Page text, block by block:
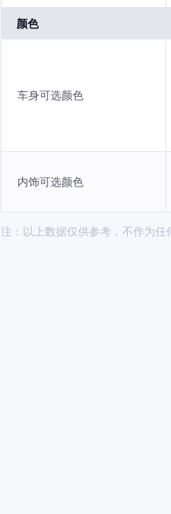
颜色
车身可选颜色
内饰可选颜色
注：以上数据仅供参考，不作为